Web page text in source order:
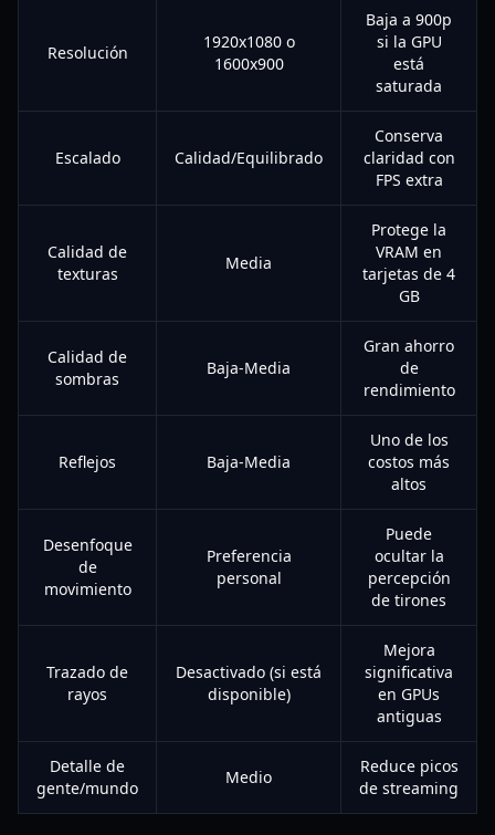
Resolución
1920x1080 o
1600x900
Baja a 900p
si la GPU
está
saturada
Escalado Calidad/Equilibrado
Conserva
claridad con
FPS extra
Calidad de
texturas
Media
Protege la
VRAM en
tarjetas de 4
GB
Calidad de
sombras
Baja-Media
Gran ahorro
de
rendimiento
Reflejos Baja-Media
Uno de los
costos más
altos
Desenfoque
de
movimiento
Preferencia
personal
Puede
ocultar la
percepción
de tirones
Trazado de
rayos
Desactivado (si está
disponible)
Mejora
significativa
en GPUs
antiguas
Detalle de
gente/mundo
Medio
Reduce picos
de streaming